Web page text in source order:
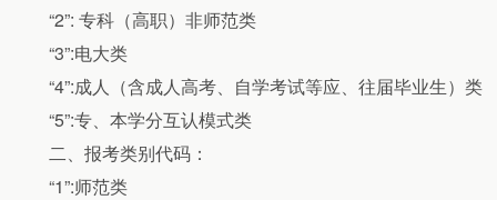
“2”: 专科（高职）非师范类
“3”:电大类
“4”:成人（含成人高考、自学考试等应、往届毕业生）类
“5”:专、本学分互认模式类
二、报考类别代码：
“1”:师范类